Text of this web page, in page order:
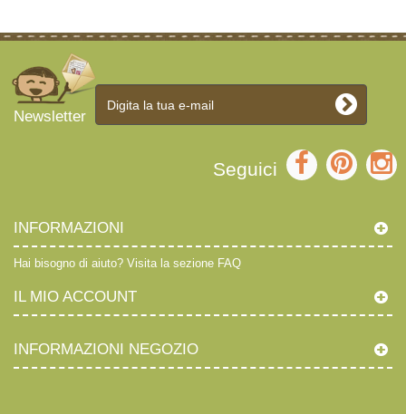
Newsletter
Seguici
INFORMAZIONI
Hai bisogno di aiuto? Visita la sezione FAQ
IL MIO ACCOUNT
INFORMAZIONI NEGOZIO